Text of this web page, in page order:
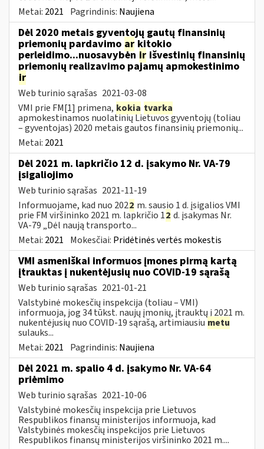
Metai: 2021 Pagrindinis: Naujiena
Dėl 2020 metais gyventojų gautų finansinių
priemonių pardavimo ar kitokio
perleidimo...nuosavybėn ir išvestinių finansinių
priemonių realizavimo pajamų apmokestinimo
ir
Web turinio sąrašas 2021-03-08
VMI prie FM[1] primena, kokia tvarka
apmokestinamos nuolatinių Lietuvos gyventojų (toliau
– gyventojas) 2020 metais gautos finansinių priemonių...
Metai: 2021
Dėl 2021 m. lapkričio 12 d. įsakymo Nr. VA-79
įsigaliojimo
Web turinio sąrašas 2021-11-19
Informuojame, kad nuo 2022 m. sausio 1 d. įsigalios VMI
prie FM viršininko 2021 m. lapkričio 12 d. įsakymas Nr.
VA-79 „Dėl naują transporto...
Metai: 2021 Mokesčiai: Pridėtinės vertės mokestis
VMI asmeniškai informuos įmones pirmą kartą
įtrauktas į nukentėjusių nuo COVID-19 sąrašą
Web turinio sąrašas 2021-01-21
Valstybinė mokesčių inspekcija (toliau – VMI)
informuoja, jog 34 tūkst. naujų įmonių, įtrauktų į 2021 m.
nukentėjusių nuo COVID-19 sąrašą, artimiausiu metu
sulauks...
Metai: 2021 Pagrindinis: Naujiena
Dėl 2021 m. spalio 4 d. įsakymo Nr. VA-64
priėmimo
Web turinio sąrašas 2021-10-06
Valstybinė mokesčių inspekcija prie Lietuvos
Respublikos finansų ministerijos informuoja, kad
Valstybinės mokesčių inspekcijos prie Lietuvos
Respublikos finansų ministerijos viršininko 2021 m....